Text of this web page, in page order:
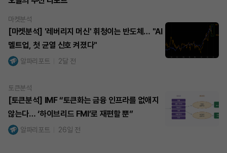
마켓분석
[마켓분석] '레버리지 머신' 휘청이는 반도체… "AI
멜트업, 첫 균열 신호 켜졌다"
알파리포트 2달 전
토큰분석
[토큰분석] IMF “토큰화는 금융 인프라를 없애지
않는다… ‘하이브리드 FMI’로 재편할 뿐”
알파리포트 26일 전